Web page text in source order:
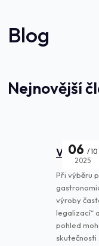
Blog
Nejnovější
Váhy s
06
10
2025
Při výběru
výroby
legalizací“
pohled
skutečnosti